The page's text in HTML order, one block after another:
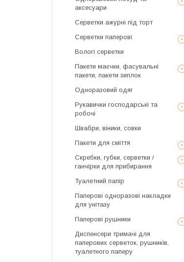
аксесуари
Серветки ажурні під торт
Серветки паперові
Вологі серветки
Пакети маєчки, фасувальні
пакети, пакети зиплок
Одноразовий одяг
Рукавички господарські та
робочі
Швабри, віники, совки
Пакети для сміття
Скребки, губки, серветки /
ганчірки для прибирання
Туалетний папір
Паперові одноразові накладки
для унітазу
Паперові рушники
Диспенсери тримачі для
паперових серветок, рушників,
туалетного паперу